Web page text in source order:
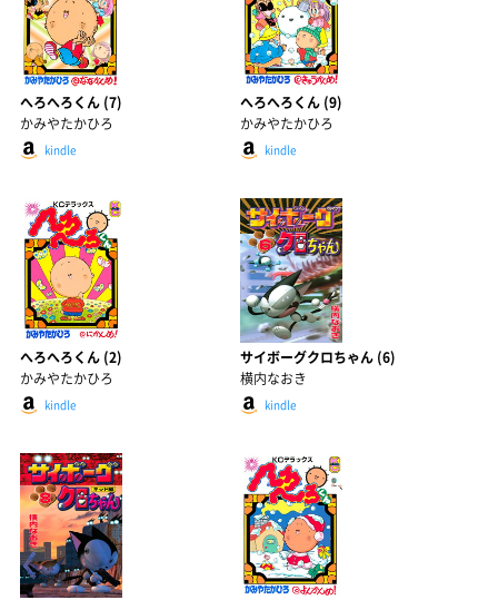
へろへろくん (7)
かみやたかひろ
kindle
へろへろくん (9)
かみやたかひろ
kindle
へろへろくん (2)
かみやたかひろ
kindle
サイボーグクロちゃん (6)
横内なおき
kindle